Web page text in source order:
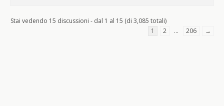
Stai vedendo 15 discussioni - dal 1 al 15 (di 3,085 totali)
1
2 … 206 →